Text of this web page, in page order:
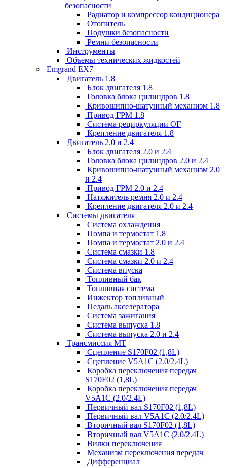
безопасности
Радиатор и компрессор кондиционера
Отопитель
Подушки безопасности
Ремни безопасности
Инструменты
Объемы технических жидкостей
Emgrand EX7
Двигатель 1.8
Блок двигателя 1.8
Головка блока цилиндров 1.8
Кривошипно-шатунный механизм 1.8
Привод ГРМ 1.8
Система рециркуляции ОГ
Крепление двигателя 1.8
Двигатель 2.0 и 2.4
Блок двигателя 2.0 и 2.4
Головка блока цилиндров 2.0 и 2.4
Кривошипно-шатунный механизм 2.0
и 2.4
Привод ГРМ 2.0 и 2.4
Натяжитель ремня 2.0 и 2.4
Крепление двигателя 2.0 и 2.4
Системы двигателя
Система охлаждения
Помпа и термостат 1.8
Помпа и термостат 2.0 и 2.4
Система смазки 1.8
Система смазки 2.0 и 2.4
Система впуска
Топливный бак
Топливная система
Инжектор топливный
Педаль акселератора
Система зажигания
Система выпуска 1.8
Система выпуска 2.0 и 2.4
Трансмиссия МТ
Сцепление S170F02 (1,8L)
Сцепление V5A1C (2.0/2.4L)
Коробка переключения передач
S170F02 (1,8L)
Коробка переключения передач
V5A1C (2.0/2.4L)
Первичный вал S170F02 (1,8L)
Первичный вал V5A1C (2.0/2.4L)
Вторичный вал S170F02 (1,8L)
Вторичный вал V5A1C (2.0/2.4L)
Вилки переключения
Механизм переключения передач
Дифференциал